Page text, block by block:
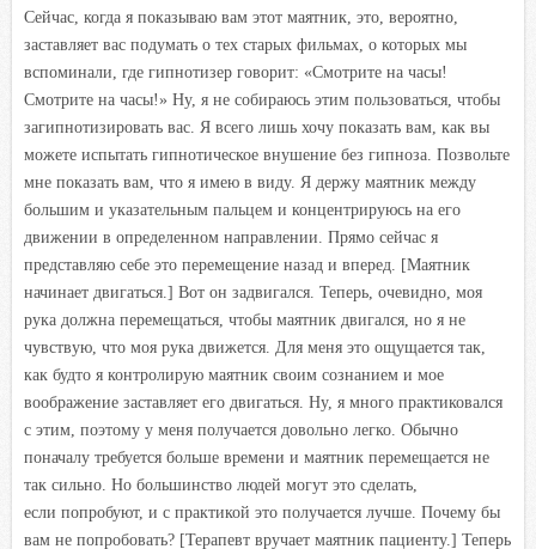
Сейчас, когда я показываю вам этот маятник, это, вероятно,
заставляет вас подумать о тех старых фильмах, о которых мы
вспоминали, где гипнотизер говорит: «Смотрите на часы!
Смотрите на часы!» Ну, я не собираюсь этим пользоваться, чтобы
загипнотизировать вас. Я всего лишь хочу показать вам, как вы
можете испытать гипнотическое внушение без гипноза. Позвольте
мне показать вам, что я имею в виду. Я держу маятник между
большим и указательным пальцем и концентрируюсь на его
движении в определенном направлении. Прямо сейчас я
представляю себе это перемещение назад и вперед. [Маятник
начинает двигаться.] Вот он задвигался. Теперь, очевидно, моя
рука должна перемещаться, чтобы маятник двигался, но я не
чувствую, что моя рука движется. Для меня это ощущается так,
как будто я контролирую маятник своим сознанием и мое
воображение заставляет его двигаться. Ну, я много практиковался
с этим, поэтому у меня получается довольно легко. Обычно
поначалу требуется больше времени и маятник перемещается не
так сильно. Но большинство людей могут это сделать,
если попробуют, и с практикой это получается лучше. Почему бы
вам не попробовать? [Терапевт вручает маятник пациенту.] Теперь